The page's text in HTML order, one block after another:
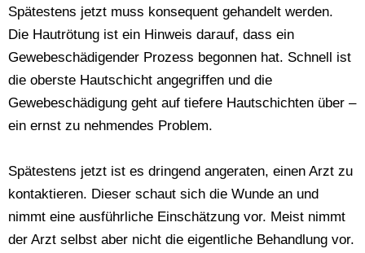
Spätestens jetzt muss konsequent gehandelt werden.
Die Hautrötung ist ein Hinweis darauf, dass ein
Gewebeschädigender Prozess begonnen hat. Schnell ist
die oberste Hautschicht angegriffen und die
Gewebeschädigung geht auf tiefere Hautschichten über –
ein ernst zu nehmendes Problem.
Spätestens jetzt ist es dringend angeraten, einen Arzt zu
kontaktieren. Dieser schaut sich die Wunde an und
nimmt eine ausführliche Einschätzung vor. Meist nimmt
der Arzt selbst aber nicht die eigentliche Behandlung vor.